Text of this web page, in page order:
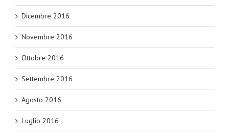
Dicembre 2016
Novembre 2016
Ottobre 2016
Settembre 2016
Agosto 2016
Luglio 2016